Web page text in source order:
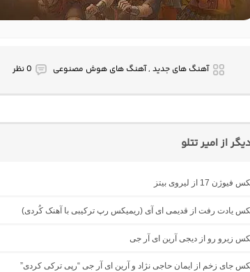
آهنگ های جدید , آهنگ های هوش مصنوعی 0 نظر
از امیر تتلو
17 از لیروی بیتز
یادت رفت از قدیمی ای آی (ریمیکس رپ ترکیبی با آهنک کُردی)
زیرو رو از دیجی آرین ای آر جی
جای زخم از ایمان حاجی نژاد و آرین ای آر جی “رپی ترکی کردی”